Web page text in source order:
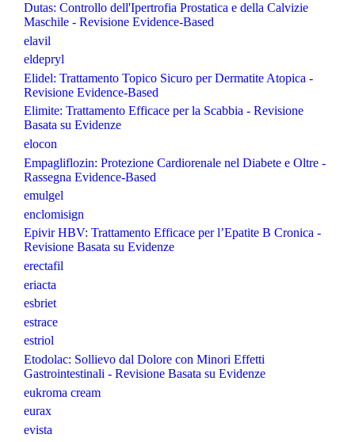
Dutas: Controllo dell'Ipertrofia Prostatica e della Calvizie
Maschile - Revisione Evidence-Based
elavil
eldepryl
Elidel: Trattamento Topico Sicuro per Dermatite Atopica -
Revisione Evidence-Based
Elimite: Trattamento Efficace per la Scabbia - Revisione
Basata su Evidenze
elocon
Empagliflozin: Protezione Cardiorenale nel Diabete e Oltre -
Rassegna Evidence-Based
emulgel
enclomisign
Epivir HBV: Trattamento Efficace per l’Epatite B Cronica -
Revisione Basata su Evidenze
erectafil
eriacta
esbriet
estrace
estriol
Etodolac: Sollievo dal Dolore con Minori Effetti
Gastrointestinali - Revisione Basata su Evidenze
eukroma cream
eurax
evista